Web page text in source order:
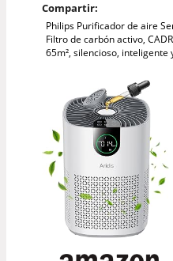
Compartir:
Philips Purificador de aire
Filtro de carbón activo,
65m², silencioso, inteligente